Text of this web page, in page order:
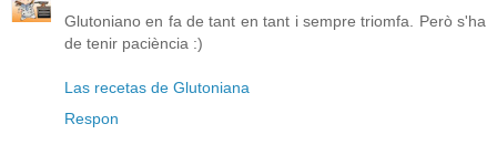
Glutoniano en fa de tant en tant i sempre triomfa. Però s'ha
de tenir paciència :)
Las recetas de Glutoniana
Respon